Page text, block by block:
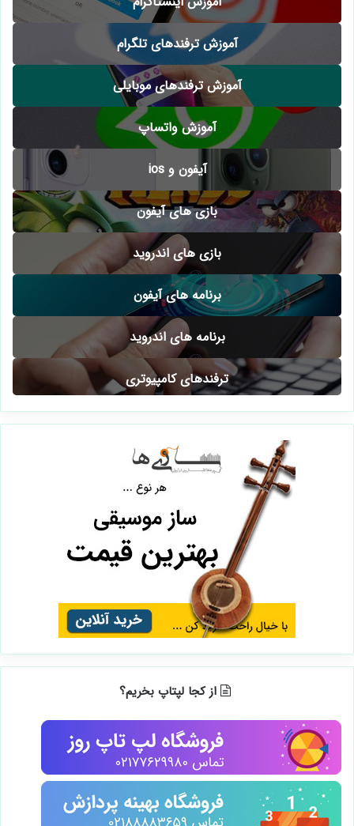
آموزش ترفندهای تلگرام
آموزش ترفندهای موبایلی
آموزش واتساپ
آیفون و ios
بازی های آیفون
بازی های اندروید
برنامه های آیفون
برنامه های اندروید
ترفندهای کامپیوتری
از کجا لپتاپ بخریم؟